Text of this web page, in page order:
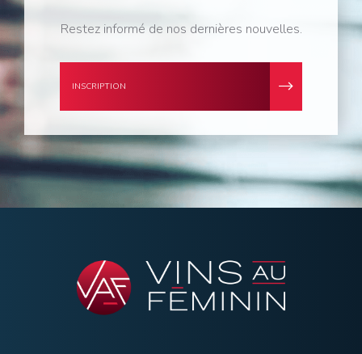
Restez informé de nos dernières nouvelles.
INSCRIPTION